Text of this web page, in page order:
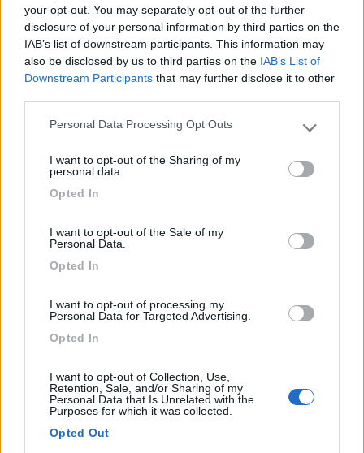
your opt-out. You may separately opt-out of the further
disclosure of your personal information by third parties on the
IAB’s list of downstream participants. This information may
also be disclosed by us to third parties on the IAB’s List of
Downstream Participants that may further disclose it to other
Please note that this website/app uses one or more Google
not limited to your visit or usage behaviour. You may click to
grant or deny consent to Google and its third-party tags to
use your data for below specified purposes in below Google
Personal Data Processing Opt Outs
I want to opt-out of the Sharing of my
personal data.
Opted In
I want to opt-out of the Sale of my
Personal Data.
Opted In
I want to opt-out of processing my
Personal Data for Targeted Advertising.
Opted In
I want to opt-out of Collection, Use,
Retention, Sale, and/or Sharing of my
Personal Data that Is Unrelated with the
Purposes for which it was collected.
Opted Out
A circa 2,5 km dal centro, dietro al palazzo del
congress...
Area sosta Krsko
10 1
Servizi / Posizione